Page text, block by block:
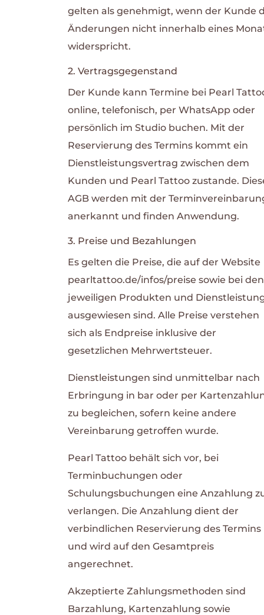
gelten als genehmigt, wenn der Kunde
Änderungen nicht innerhalb eines
widerspricht.
2. Vertragsgegenstand
Der Kunde kann Termine bei Pearl
online, telefonisch, per WhatsApp oder
persönlich im Studio buchen. Mit der
Reservierung des Termins kommt ein
Dienstleistungsvertrag zwischen dem
Kunden und Pearl Tattoo zustande.
AGB werden mit der
anerkannt und finden Anwendung.
3. Preise und Bezahlungen
Es gelten die Preise, die auf der Website
pearltattoo.de/infos/preise sowie bei den
jeweiligen Produkten und
ausgewiesen sind. Alle Preise verstehen
sich als Endpreise inklusive der
gesetzlichen Mehrwertsteuer.
Dienstleistungen sind unmittelbar nach
Erbringung in bar oder per
zu begleichen, sofern keine andere
Vereinbarung getroffen wurde.
Pearl Tattoo behält sich vor, bei
Terminbuchungen oder
Schulungsbuchungen eine Anzahlung
verlangen. Die Anzahlung dient der
verbindlichen Reservierung des Termins
und wird auf den Gesamtpreis
angerechnet.
Akzeptierte Zahlungsmethoden sind
Barzahlung, Kartenzahlung sowie